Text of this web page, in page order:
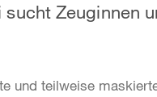
Zeuginnen
und teilweise